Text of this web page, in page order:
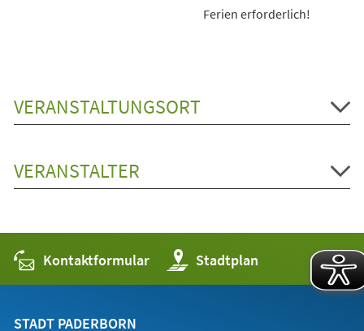
Ferien erforderlich!
VERANSTALTUNGSORT
VERANSTALTER
Kontaktformular Stadtplan
(Öffnet
in
einem
STADT PADERBORN